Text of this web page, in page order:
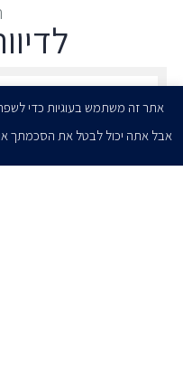
אני מאשר/ת בזאת להרצוג,
הודעות והזמנות לאירועים
אתר זה משתמש בעוגיות כדי
אבל אתה יכול לבטל את הסכמתך